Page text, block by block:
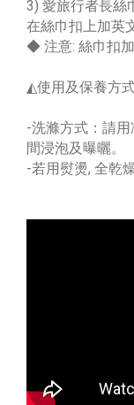
3) 愛旅行者長絲
在絲巾扣上加英
◆ 注意: 絲巾扣
◭使用及保養方
-洗滌方式：請
間浸泡及曝曬。
-若用熨燙, 全乾